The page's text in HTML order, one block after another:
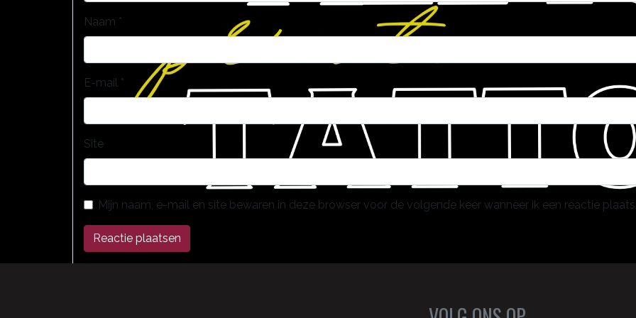
Naam *
E-mail *
Site
Mijn naam, e-mail en site bewaren in deze browser voor de volgende keer wanneer ik een reactie